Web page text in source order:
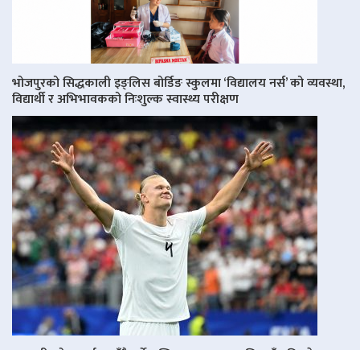
भोजपुरको सिद्धकाली इङ्लिस बोर्डिङ स्कुलमा ‘विद्यालय नर्स’ को व्यवस्था,
विद्यार्थी र अभिभावकको निःशुल्क स्वास्थ्य परीक्षण